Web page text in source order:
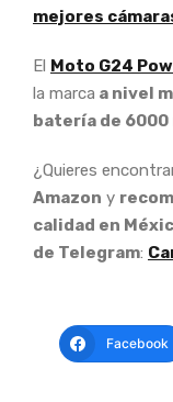
mejores
El Moto G24
la marca a nivel
batería de 6000
¿Quieres
Amazon y
calidad en
de Telegram:
Facebook